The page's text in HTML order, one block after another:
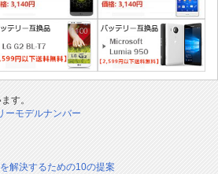
す。
ーモデルナンバー
解決するための10の提案